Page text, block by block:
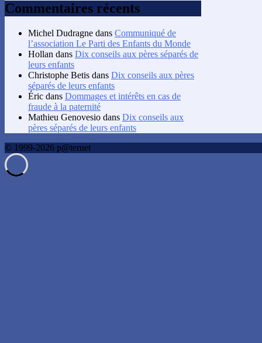
Commentaires récents
Michel Dudragne dans Communiqué de
l’association Le Parti des Enfants du Monde
Hollan dans Dix conseils aux pères séparés de
leurs enfants
Christophe Betis dans Dix conseils aux pères
séparés de leurs enfants
Éric dans Dommages et intérêts en cas de
fraude à la paternité
Mathieu Genovesio dans Dix conseils aux
pères séparés de leurs enfants
© 1999-2026 p@ternet